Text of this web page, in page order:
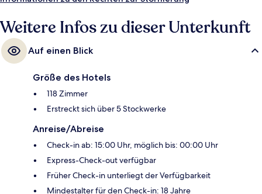
Weitere Infos zu dieser Unterkunft
Auf einen Blick
Größe des Hotels
118 Zimmer
Erstreckt sich über 5 Stockwerke
Anreise/Abreise
Check-in ab: 15:00 Uhr, möglich bis: 00:00 Uhr
Express-Check-out verfügbar
Früher Check-in unterliegt der Verfügbarkeit
Mindestalter für den Check-in: 18 Jahre